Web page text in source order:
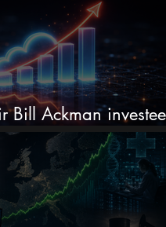
Ackman investeert
in dit techaandeel